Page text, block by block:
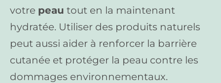
votre peau tout en la maintenant
hydratée. Utiliser des produits naturels
peut aussi aider à renforcer la barrière
cutanée et protéger la peau contre les
dommages environnementaux.